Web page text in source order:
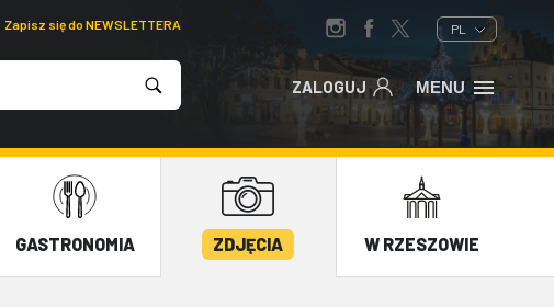
Zapisz się do NEWSLETTERA PL
ZALOGUJ MENU
GASTRONOMIA ZDJĘCIA W RZESZOWIE